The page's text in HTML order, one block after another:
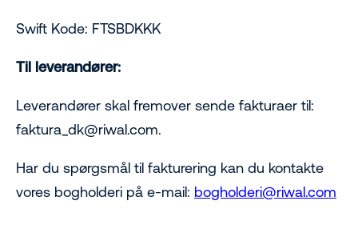
Swift Kode: FTSBDKKK
Til leverandører:
Leverandører skal fremover sende fakturaer til:
faktura_dk@riwal.com.
Har du spørgsmål til fakturering kan du kontakte
vores bogholderi på e-mail: bogholderi@riwal.com